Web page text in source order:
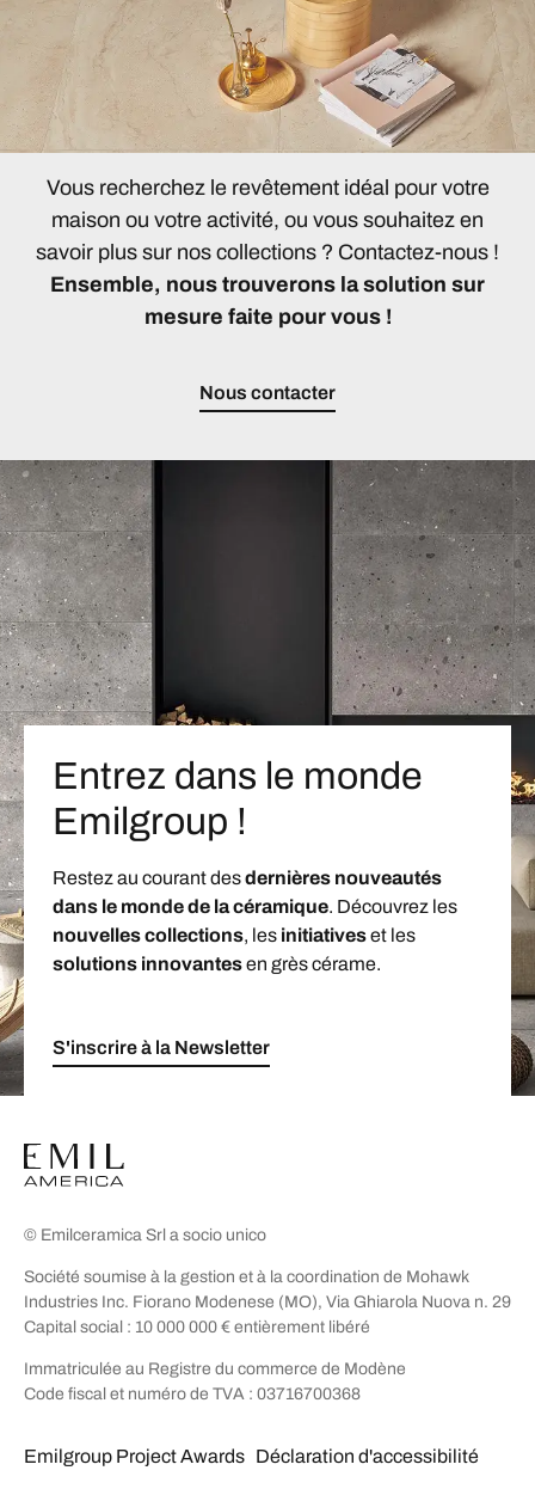
Vous recherchez le revêtement idéal pour votre
maison ou votre activité, ou vous souhaitez en
savoir plus sur nos collections ? Contactez-nous !
Ensemble, nous trouverons la solution sur
mesure faite pour vous !
Nous contacter
Entrez dans le monde
Emilgroup !
Restez au courant desdernières nouveautés
dans le monde de la céramique. Découvrez les
nouvelles collections, les initiativeset les
solutions innovantesen grès cérame.
S'inscrire à la Newsletter
© Emilceramica Srl a socio unico
Société soumise à la gestion et à la coordination de Mohawk
Industries Inc. Fiorano Modenese (MO), Via Ghiarola Nuova n. 29
Capital social : 10 000 000 € entièrement libéré
Immatriculée au Registre du commerce de Modène
Code fiscal et numéro de TVA : 03716700368
Emilgroup Project Awards Déclaration d'accessibilité